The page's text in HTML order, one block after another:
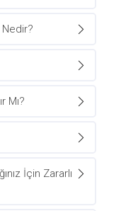
Nedir?
Mı?
İçin Zararlı